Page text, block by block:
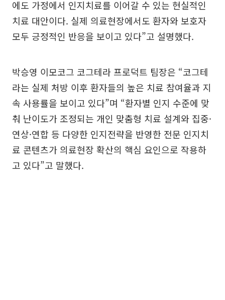
에도 가정에서 인지치료를 이어갈 수 있는 현실적인
치료 대안이다. 실제 의료현장에서도 환자와 보호자
모두 긍정적인 반응을 보이고 있다”고 설명했다.
박승영 이모코그 코그테라 프로덕트 팀장은 “코그테
라는 실제 처방 이후 환자들의 높은 치료 참여율과 지
속 사용률을 보이고 있다”며 “환자별 인지 수준에 맞
춰 난이도가 조정되는 개인 맞춤형 치료 설계와 집중·
연상·연합 등 다양한 인지전략을 반영한 전문 인지치
료 콘텐츠가 의료현장 확산의 핵심 요인으로 작용하
고 있다”고 말했다.